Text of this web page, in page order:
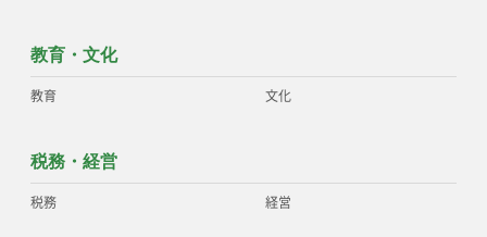
教育・文化
教育 文化
税務・経営
税務 経営